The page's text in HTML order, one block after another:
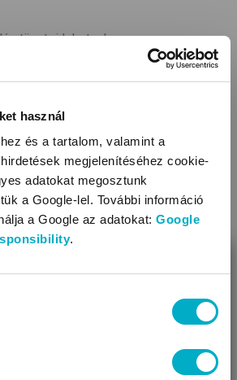
használ
és a tartalom, valamint a
megjelenítéséhez cookie-
adatokat megosztunk
a Google-lel. További információ
a Google az adatokat: Google
.
tünetei lehetnek:
pisil a baba
elkezded a D-vitamin adagolását
Ha nem egyértelmű számodra a
most jársz nálunk először!